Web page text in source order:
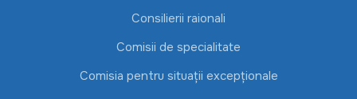
Consilierii raionali
Comisii de specialitate
Comisia pentru situații excepționale